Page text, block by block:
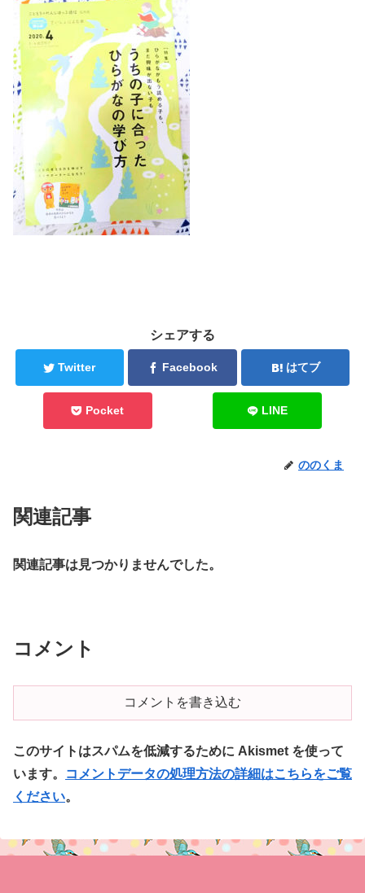
シェアする
Twitter Facebook はてブ
Pocket LINE
ののくま
関連記事
関連記事は見つかりませんでした。
コメント
コメントを書き込む
このサイトはスパムを低減するために Akismet を使って
います。
コメントデータの処理方法の詳細はこちらをご覧
ください。